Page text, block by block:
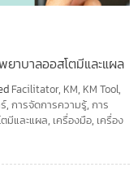
าบาลออสโตมีและแผล
Facilitator, KM, KM Tool,
, การจัดการความรู้, การ
มีและแผล, เครื่องมือ, เครื่อง